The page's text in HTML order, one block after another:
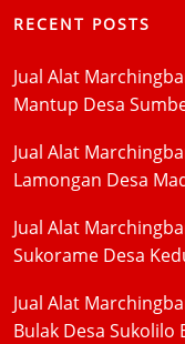
RECENT POSTS
Jual Alat
Mantup Desa
Jual Alat
Lamongan Desa
Jual Alat
Sukorame Desa
Jual Alat
Bulak Desa Sukolilo